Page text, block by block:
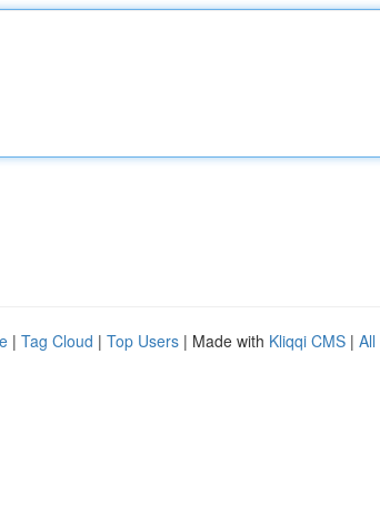
| Tag Cloud | Top Users | Made with Kliqqi CMS | All